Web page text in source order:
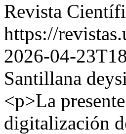
Revista
https://
2026-04-
Santillana
<p>La
digitalización